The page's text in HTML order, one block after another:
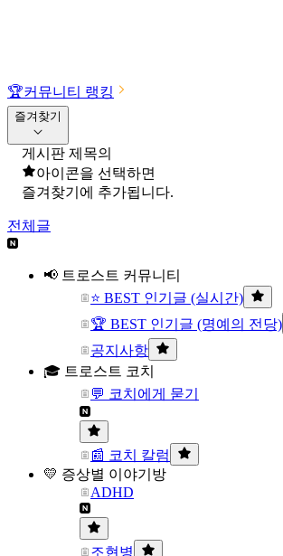
🏆커뮤니티 랭킹
즐겨찾기
게시판 제목의
아이콘을 선택하면
즐겨찾기에 추가됩니다.
전체글
📢 트로스트 커뮤니티
⭐ BEST 인기글 (실시간)
🏆 BEST 인기글 (명예의 전당)
공지사항
🎓 트로스트 코치
💬 코치에게 묻기
📰 코치 칼럼
💛 증상별 이야기방
ADHD
조현병